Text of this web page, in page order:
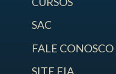
SAC
FALE CONOSCO
SITE FIA